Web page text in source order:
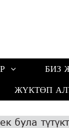
БИЗ
ЖҮКТӨП
була